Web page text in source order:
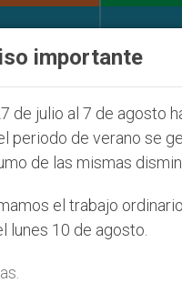
judíos que afecta a
Un
importante
de julio al 7 de agosto
periodo de verano se
de las mismas
el trabajo
lunes 10 de agosto.